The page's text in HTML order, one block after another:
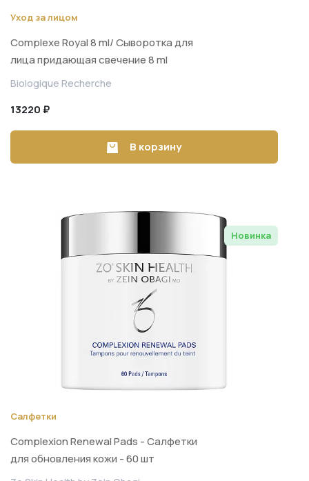
Уход за лицом
Complexe Royal 8 ml/ Сыворотка для
лица придающая свечение 8 ml
Biologique Recherche
13220 ₽
В корзину
Новинка
Салфетки
Complexion Renewal Pads - Салфетки
для обновления кожи - 60 шт